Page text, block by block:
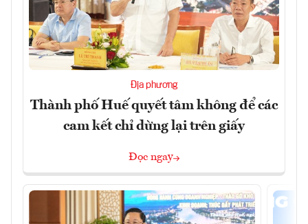
Địa phương
Thành phố Huế quyết tâm không để các
cam kết chỉ dừng lại trên giấy
Đọc ngay